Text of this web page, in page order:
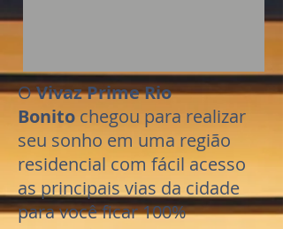
OVivaz Prime Rio
Bonito chegou para realizar
seu sonho em uma região
residencial com fácil acesso
as principais vias da cidade
para você ficar 100%